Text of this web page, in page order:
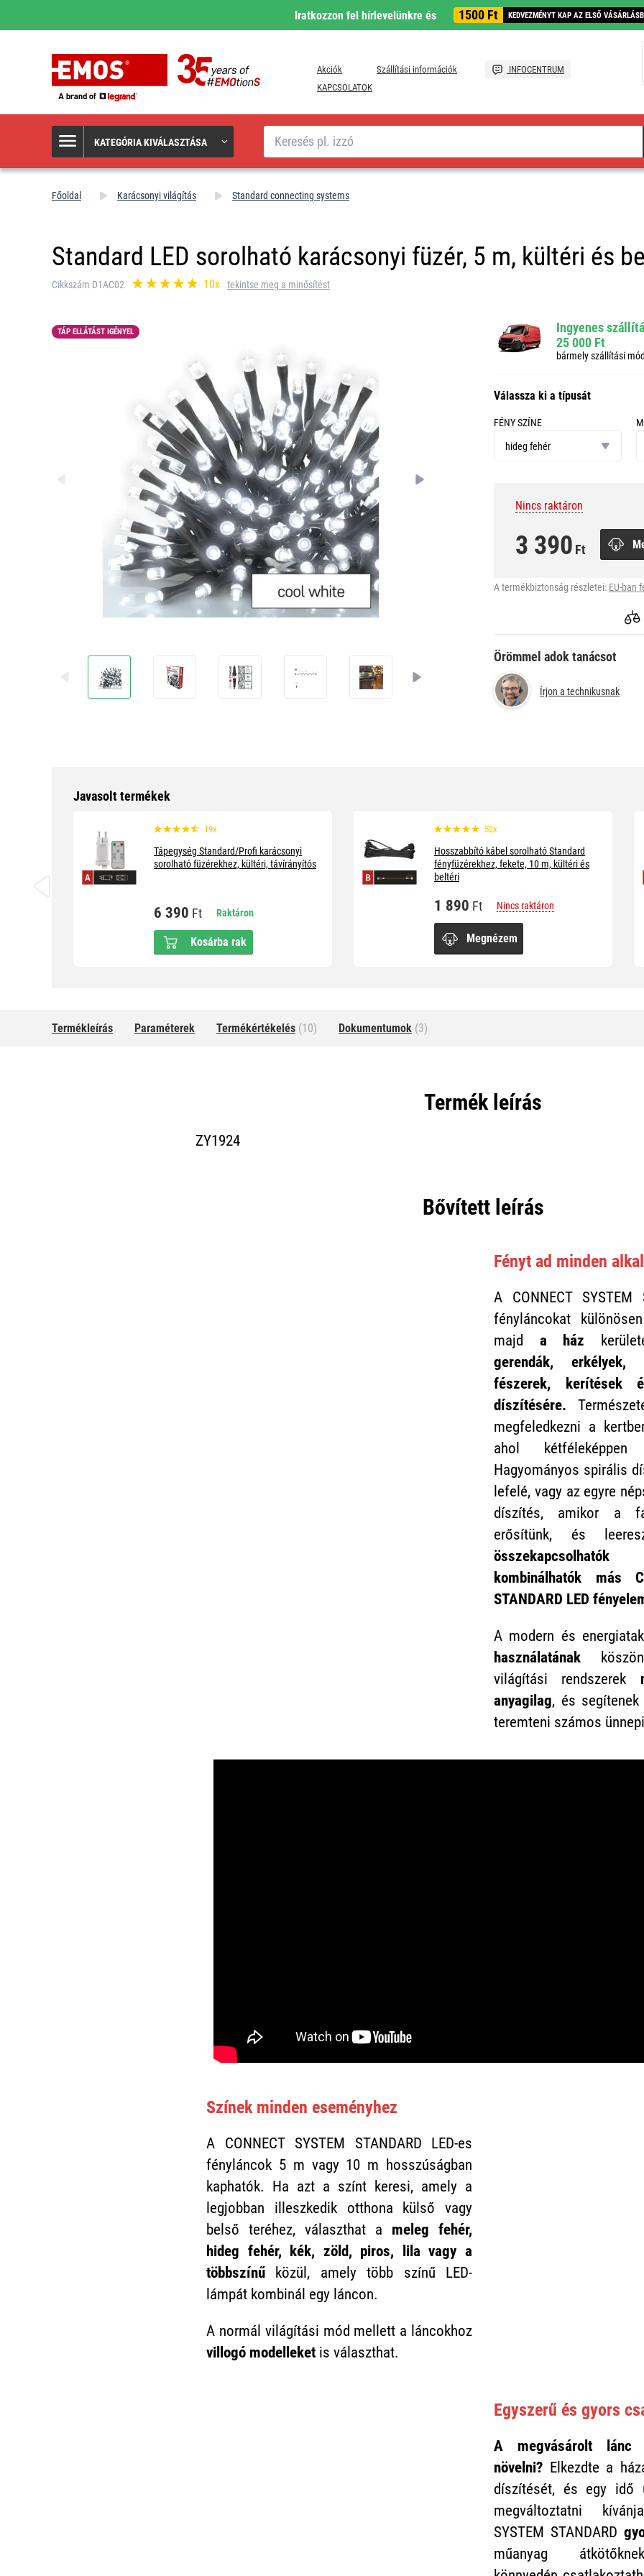
Iratkozzon fel hírlevelünkre és 1500 Ft KEDVEZMÉNYT KAP AZ ELSŐ
Akciók Szállítási információk
INFOCENTRUM
KAPCSOLATOK
KATEGÓRIA KIVÁLASZTÁSA
Keresés
Főoldal Karácsonyi világítás Standard connecting systems
Standard LED sorolható karácsonyi füzér, 5 m, kültéri és
Cikkszám D1AC02 10x tekintse meg a minősítést
TÁP ELLÁTÁST IGÉNYEL
Ingyenes
25 000 Ft
bármely szállítási
Válassza ki a típusát
FÉNY SZÍNE
színehideg fehér
Nincs raktáron
3 390 Ft
A termékbiztonság részletei: EU-ban
Örömmel adok tanácsot
Írjon a technikusnak
Javasolt termékek
19x
Tápegység Standard/Profi karácsonyi
sorolható füzérekhez, kültéri, távírányítós
6 390 Ft Raktáron
Kosárba rak
52x
Hosszabbító kábel sorolható Standard
fényfüzérekhez, fekete, 10 m, kültéri és
beltéri
1 890 Ft Nincs raktáron
Megnézem
Termékleírás Paraméterek Termékértékelés (10) Dokumentumok (3)
Termék leírás
ZY1924
Bővített leírás
Fényt ad minden
A CONNECT SYSTEM
fényláncokat
majd a ház
gerendák, erkélyek,
fészerek, kerítések
díszítésére.
megfeledkezni a
ahol
Hagyományos spirális
lefelé, vagy az egyre
díszítés, amikor a
erősítünk, és
kombinálhatók más
STANDARD LED
A modern és
használatának
világítási rendszerek
anyagilag, és
teremteni számos
Színek minden eseményhez
A CONNECT SYSTEM STANDARD LED-es
fényláncok 5 m vagy 10 m hosszúságban
kaphatók. Ha azt a színt keresi, amely a
legjobban illeszkedik otthona külső vagy
belső teréhez, választhat a meleg fehér,
hideg fehér, kék, zöld, piros, lila vagy a
többszínű közül, amely több színű LED-
lámpát kombinál egy láncon.
A normál világítási mód mellett a láncokhoz
villogó modelleket is választhat.
Egyszerű és gyors
A megvásárolt lánc
növelni? Elkezdte a
díszítését, és egy idő
megváltoztatni
SYSTEM STANDARD
műanyag